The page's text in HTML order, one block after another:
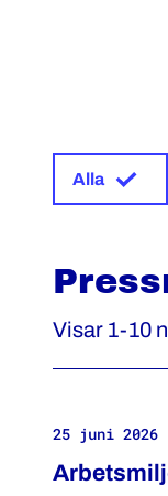
Alla
Visar 1-10
25 juni 2026